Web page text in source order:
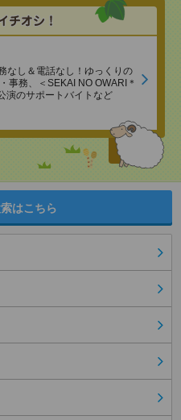
なし＆電話なし！ゆっくりの
事務、＜SEKAI NO OWARI＊
演のサポートバイトなど
はこちら